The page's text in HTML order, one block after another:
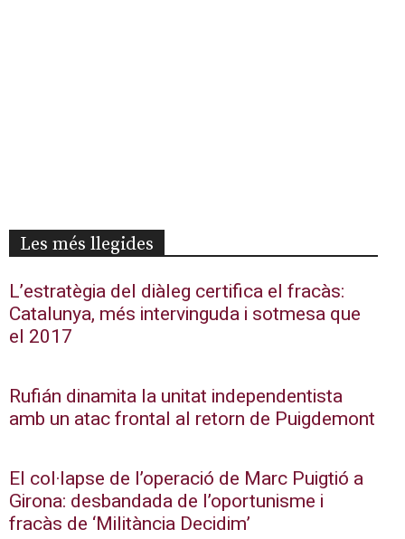
Les més llegides
L’estratègia del diàleg certifica el fracàs:
Catalunya, més intervinguda i sotmesa que
el 2017
Rufián dinamita la unitat independentista
amb un atac frontal al retorn de Puigdemont
El col·lapse de l’operació de Marc Puigtió a
Girona: desbandada de l’oportunisme i
fracàs de ‘Militància Decidim’